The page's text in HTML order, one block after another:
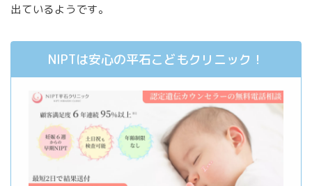
出ているようです。
NIPTは安心の平石こどもクリニック！